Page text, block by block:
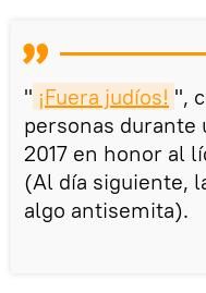
" ¡Fuera judíos! ",
personas durante
2017 en honor al
(Al día siguiente,
algo antisemita).